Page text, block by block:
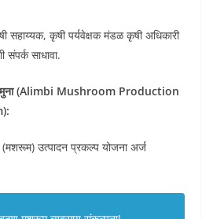
सहाय्यक, कृषी पर्यवेक्षक मंडळ कृषी अधिकारी
संपर्क साधावा.
नमुना (Alimbi Mushroom Production
(मशरूम) उत्पादन प्रकल्प योजना अर्ज